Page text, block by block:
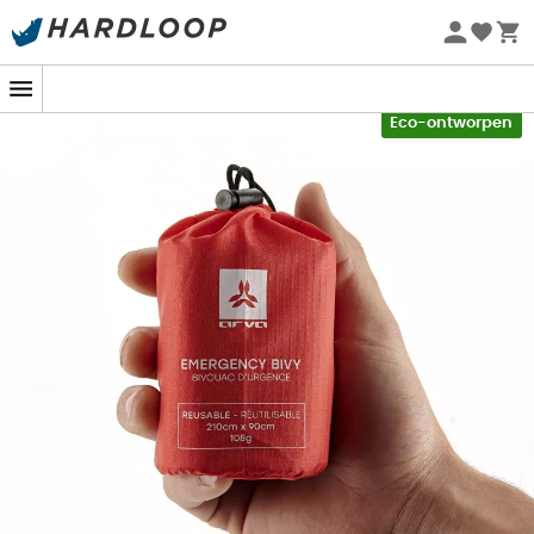
Zomeraanbiedingen 🔥 -5% EXTRA vanaf 2 producten* met
Eco-ontworpen
Bivvy Emergencyontworpen door Arva is een
noodslaapzak, ideaal om u te beschermen tegen de
meest extreme omstandigheden. Dankzij de
samenstelling van polyethyleen met aluminiumcoating,
Bivvy Emergency 90% van uw